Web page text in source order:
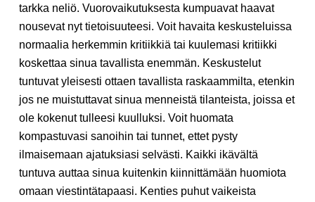
tarkka neliö. Vuorovaikutuksesta kumpuavat haavat
nousevat nyt tietoisuuteesi. Voit havaita keskusteluissa
normaalia herkemmin kritiikkiä tai kuulemasi kritiikki
koskettaa sinua tavallista enemmän. Keskustelut
tuntuvat yleisesti ottaen tavallista raskaammilta, etenkin
jos ne muistuttavat sinua menneistä tilanteista, joissa et
ole kokenut tulleesi kuulluksi. Voit huomata
kompastuvasi sanoihin tai tunnet, ettet pysty
ilmaisemaan ajatuksiasi selvästi. Kaikki ikävältä
tuntuva auttaa sinua kuitenkin kiinnittämään huomiota
omaan viestintätapaasi. Kenties puhut vaikeista